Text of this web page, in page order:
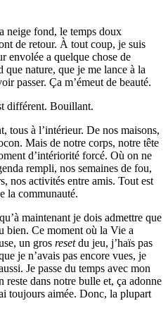
neige fond, le temps doux
de retour. À tout coup, je suis
envolée a quelque chose de
nature, que je me lance à la
passer. Ça m’émeut de beauté.
différent. Bouillant.
tous à l’intérieur. De nos maisons,
Mais de notre corps, notre tête
d’intériorité forcé. Où on ne
rempli, nos semaines de fou,
nos activités entre amis. Tout est
la communauté.
maintenant je dois admettre que
bien. Ce moment où la Vie a
un gros resetdu jeu, j’haïs pas
je n’avais pas encore vues, je
Je passe du temps avec mon
dans notre bulle et, ça adonne
toujours aimée. Donc, la plupart